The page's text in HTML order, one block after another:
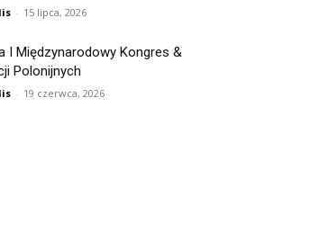
- 15 lipca, 2026
I Międzynarodowy Kongres &
Polonijnych
- 19 czerwca, 2026